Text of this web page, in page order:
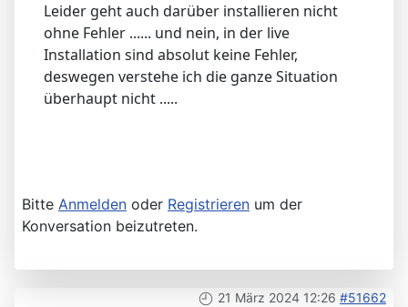
Leider geht auch darüber installieren nicht
ohne Fehler ...... und nein, in der live
Installation sind absolut keine Fehler,
deswegen verstehe ich die ganze Situation
überhaupt nicht .....
Bitte Anmelden oder Registrieren um der
Konversation beizutreten.
21 März 2024 12:26 #51662